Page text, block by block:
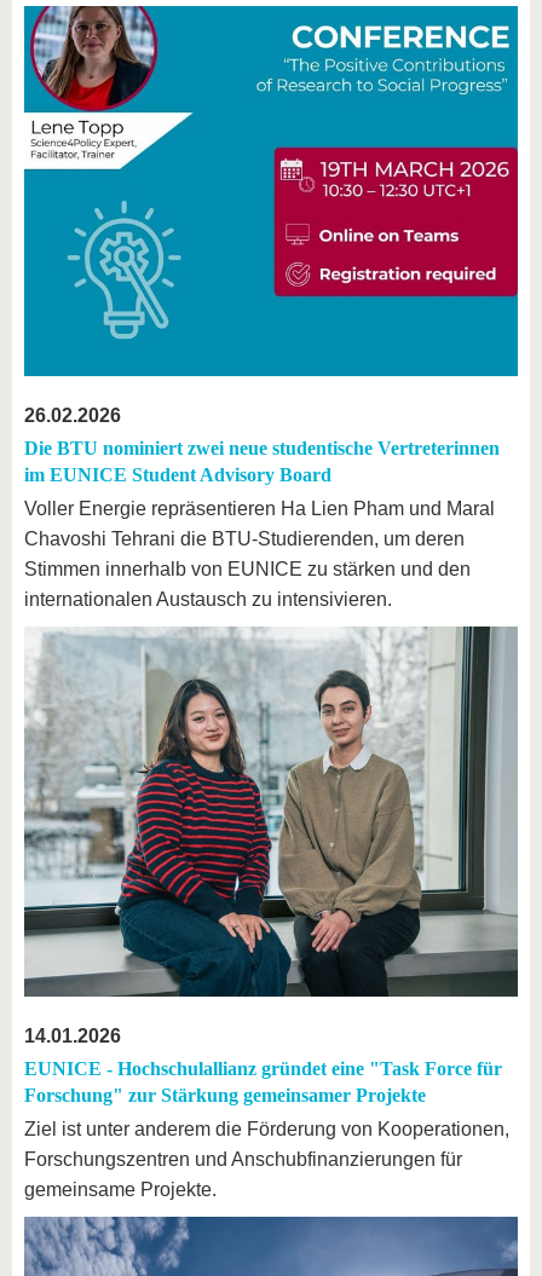
26.02.2026
Die BTU nominiert zwei neue studentische Vertreterinnen
im EUNICE Student Advisory Board
Voller Energie repräsentieren Ha Lien Pham und Maral
Chavoshi Tehrani die BTU-Studierenden, um deren
Stimmen innerhalb von EUNICE zu stärken und den
internationalen Austausch zu intensivieren.
14.01.2026
EUNICE - Hochschulallianz gründet eine "Task Force für
Forschung" zur Stärkung gemeinsamer Projekte
Ziel ist unter anderem die Förderung von Kooperationen,
Forschungszentren und Anschubfinanzierungen für
gemeinsame Projekte.